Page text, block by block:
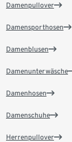
Damenpullover
Damensporthosen
Damenblusen
Damenunterwäsche
Damenhosen
Damenschuhe
Herrenpullover